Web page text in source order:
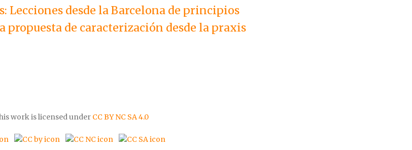
Lecciones desde la Barcelona de principios
propuesta de caracterización desde la praxis
work is licensed under CC BY NC SA 4.0